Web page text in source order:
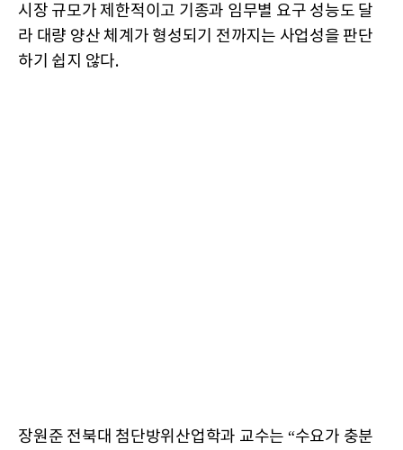
시장 규모가 제한적이고 기종과 임무별 요구 성능도 달
라 대량 양산 체계가 형성되기 전까지는 사업성을 판단
하기 쉽지 않다.
장원준 전북대 첨단방위산업학과 교수는 “수요가 충분